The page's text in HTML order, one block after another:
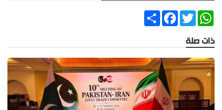
ShareFacebookTwitter
WhatsApp
ذات صلة